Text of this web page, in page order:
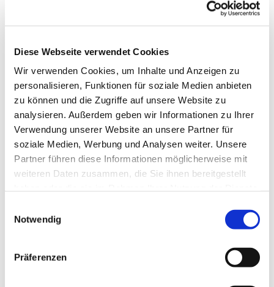
Diese Webseite verwendet Cookies
Wir verwenden Cookies, um Inhalte und Anzeigen zu
personalisieren, Funktionen für soziale Medien anbieten
zu können und die Zugriffe auf unsere Website zu
analysieren. Außerdem geben wir Informationen zu Ihrer
Verwendung unserer Website an unsere Partner für
soziale Medien, Werbung und Analysen weiter. Unsere
Partner führen diese Informationen möglicherweise mit
weiteren Daten zusammen, die Sie ihnen bereitgestellt
Notwendig
Präferenzen